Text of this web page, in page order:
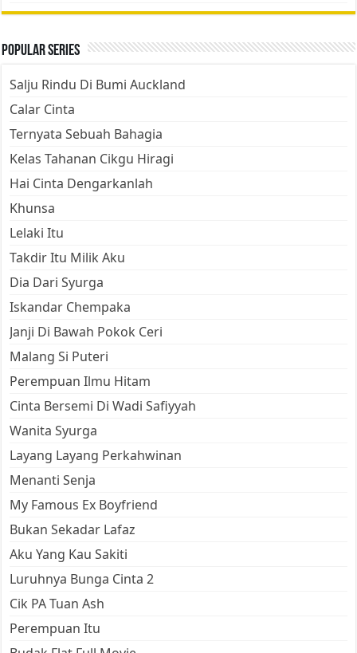
Popular Series
Salju Rindu Di Bumi Auckland
Calar Cinta
Ternyata Sebuah Bahagia
Kelas Tahanan Cikgu Hiragi
Hai Cinta Dengarkanlah
Khunsa
Lelaki Itu
Takdir Itu Milik Aku
Dia Dari Syurga
Iskandar Chempaka
Janji Di Bawah Pokok Ceri
Malang Si Puteri
Perempuan Ilmu Hitam
Cinta Bersemi Di Wadi Safiyyah
Wanita Syurga
Layang Layang Perkahwinan
Menanti Senja
My Famous Ex Boyfriend
Bukan Sekadar Lafaz
Aku Yang Kau Sakiti
Luruhnya Bunga Cinta 2
Cik PA Tuan Ash
Perempuan Itu